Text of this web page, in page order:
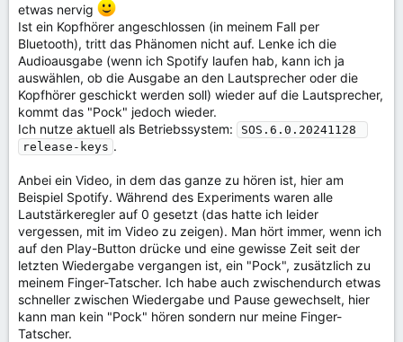
etwas nervig
Ist ein Kopfhörer angeschlossen (in meinem Fall per
Bluetooth), tritt das Phänomen nicht auf. Lenke ich die
Audioausgabe (wenn ich Spotify laufen hab, kann ich ja
auswählen, ob die Ausgabe an den Lautsprecher oder die
Kopfhörer geschickt werden soll) wieder auf die Lautsprecher,
kommt das "Pock" jedoch wieder.
Ich nutze aktuell als Betriebssystem:
SOS.6.0.20241128
release-keys .
Anbei ein Video, in dem das ganze zu hören ist, hier am
Beispiel Spotify. Während des Experiments waren alle
Lautstärkeregler auf 0 gesetzt (das hatte ich leider
vergessen, mit im Video zu zeigen). Man hört immer, wenn ich
auf den Play-Button drücke und eine gewisse Zeit seit der
letzten Wiedergabe vergangen ist, ein "Pock", zusätzlich zu
meinem Finger-Tatscher. Ich habe auch zwischendurch etwas
schneller zwischen Wiedergabe und Pause gewechselt, hier
kann man kein "Pock" hören sondern nur meine Finger-
Tatscher.